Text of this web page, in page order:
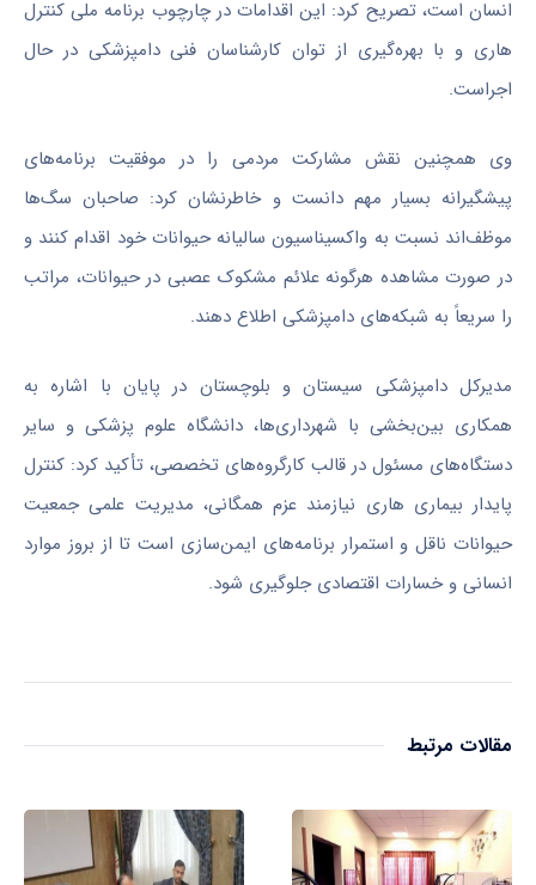
انسان است، تصریح کرد: این اقدامات در چارچوب برنامه ملی کنترل
هاری و با بهره‌گیری از توان کارشناسان فنی دامپزشکی در حال
اجراست.
وی همچنین نقش مشارکت مردمی را در موفقیت برنامه‌های
پیشگیرانه بسیار مهم دانست و خاطرنشان کرد: صاحبان سگ‌ها
موظف‌اند نسبت به واکسیناسیون سالیانه حیوانات خود اقدام کنند و
در صورت مشاهده هرگونه علائم مشکوک عصبی در حیوانات، مراتب
را سریعاً به شبکه‌های دامپزشکی اطلاع دهند.
مدیرکل دامپزشکی سیستان و بلوچستان در پایان با اشاره به
همکاری بین‌بخشی با شهرداری‌ها، دانشگاه علوم پزشکی و سایر
دستگاه‌های مسئول در قالب کارگروه‌های تخصصی، تأکید کرد: کنترل
پایدار بیماری هاری نیازمند عزم همگانی، مدیریت علمی جمعیت
حیوانات ناقل و استمرار برنامه‌های ایمن‌سازی است تا از بروز موارد
انسانی و خسارات اقتصادی جلوگیری شود.
مقالات مرتبط